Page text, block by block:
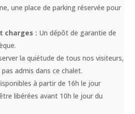
une place de parkingréservée pour
charges : Un dépôt de garantie de
la quiétude de tous nos visiteurs,
admis dans ce chalet.
à partir de 16h le jour
libérées avant 10h le jour du